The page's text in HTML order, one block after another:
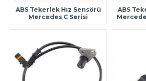
ABS Tekerlek Hız Sensörü
Mercedes C Serisi
ABS